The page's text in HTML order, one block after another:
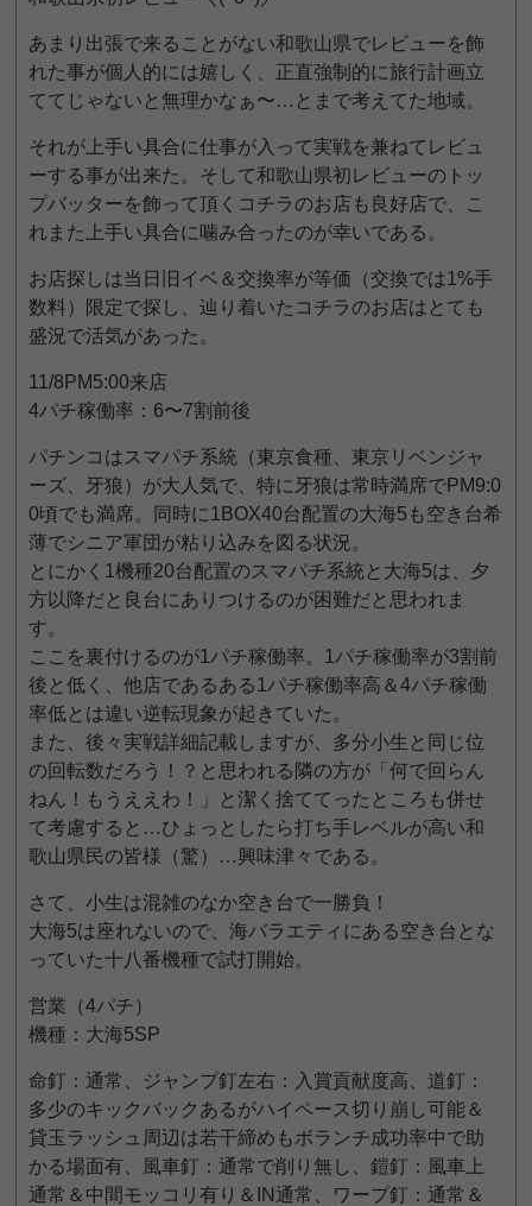
あまり出張で来ることがない和歌山県でレビューを飾
れた事が個人的には嬉しく、正直強制的に旅行計画立
ててじゃないと無理かなぁ〜…とまで考えてた地域。
それが上手い具合に仕事が入って実戦を兼ねてレビュ
ーする事が出来た。そして和歌山県初レビューのトッ
プバッターを飾って頂くコチラのお店も良好店で、こ
れまた上手い具合に噛み合ったのが幸いである。
お店探しは当日旧イベ＆交換率が等価（交換では1%手
数料）限定で探し、辿り着いたコチラのお店はとても
盛況で活気があった。
11/8PM5:00来店
4パチ稼働率：6〜7割前後
パチンコはスマパチ系統（東京食種、東京リベンジャ
ーズ、牙狼）が大人気で、特に牙狼は常時満席でPM9:0
0頃でも満席。同時に1BOX40台配置の大海5も空き台希
薄でシニア軍団が粘り込みを図る状況。
とにかく1機種20台配置のスマパチ系統と大海5は、夕
方以降だと良台にありつけるのが困難だと思われま
す。
ここを裏付けるのが1パチ稼働率。1パチ稼働率が3割前
後と低く、他店であるある1パチ稼働率高＆4パチ稼働
率低とは違い逆転現象が起きていた。
また、後々実戦詳細記載しますが、多分小生と同じ位
の回転数だろう！？と思われる隣の方が「何で回らん
ねん！もうええわ！」と潔く捨ててったところも併せ
て考慮すると…ひょっとしたら打ち手レベルが高い和
歌山県民の皆様（驚）…興味津々である。
さて、小生は混雑のなか空き台で一勝負！
大海5は座れないので、海バラエティにある空き台とな
っていた十八番機種で試打開始。
営業（4パチ）
機種：大海5SP
命釘：通常、ジャンプ釘左右：入賞貢献度高、道釘：
多少のキックバックあるがハイペース切り崩し可能＆
貸玉ラッシュ周辺は若干締めもボランチ成功率中で助
かる場面有、風車釘：通常で削り無し、鎧釘：風車上
通常＆中間モッコリ有り＆IN通常、ワープ釘：通常＆